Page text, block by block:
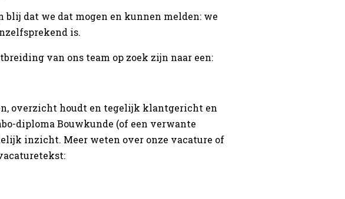
blij dat we dat mogen en kunnen melden: we
is.
van ons team op zoek zijn naar een:
overzicht houdt en tegelijk klantgericht en
diploma Bouwkunde (of een verwante
inzicht. Meer weten over onze vacature of